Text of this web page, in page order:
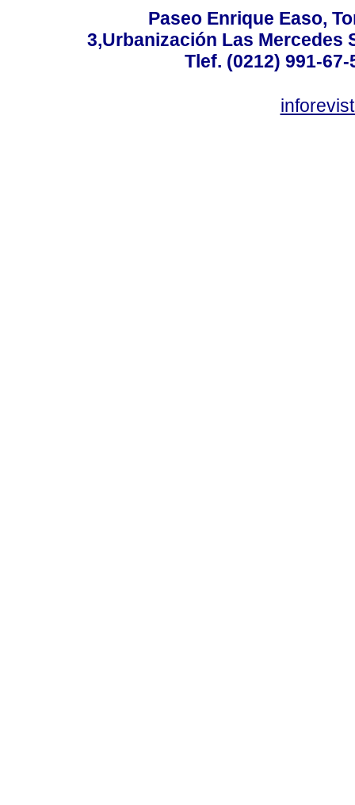
Paseo Enrique Easo,
3,Urbanización Las Mercedes
Tlef. (0212) 991-